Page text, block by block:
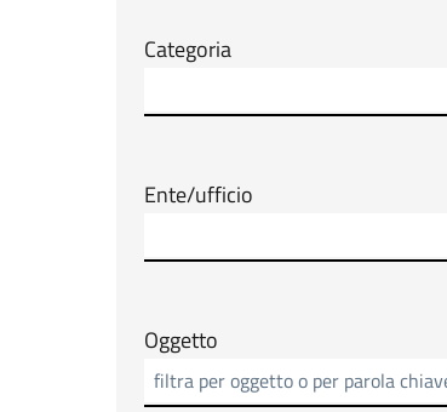
Categoria
Ente/ufficio
Oggetto